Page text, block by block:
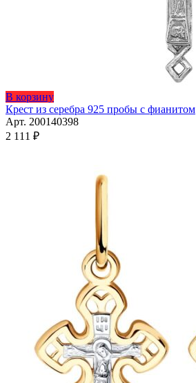
В корзинуЭтот
товар
имеет
Крест из серебра 925 пробы с фианитом
Арт. 200140398
2 111 ₽